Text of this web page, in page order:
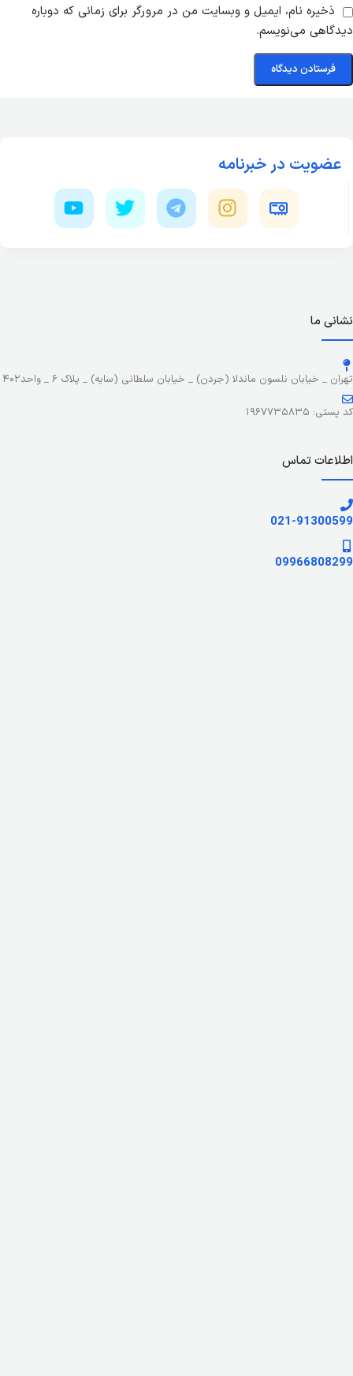
ذخیره نام، ایمیل و وبسایت من در مرورگر برای زمانی که دوباره
دیدگاهی می‌نویسم.
عضویت در خبرنامه
نشانی ما
تهران _ خیابان نلسون ماندلا (جردن) _ خیابان سلطانی (سایه) _ پلاک ۶ _ واحد۴۰۲
کد پستی: ۱۹۶۷۷۳۵۸۳۵
اطلاعات تماس
021-91300599
09966808299